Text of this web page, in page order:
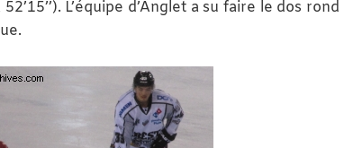
L’équipe d’Anglet a su faire le dos